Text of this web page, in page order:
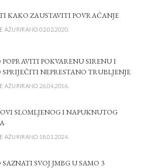
KAKO ZAUSTAVITI POVRAĆANJE
AŽURIRANO 02.02.2020.
POKVARENU SIRENU I
NEPRESTANO TRUBLJENJE
AŽURIRANO 26.04.2016.
SLOMLJENOG I NAPUKNUTOG
AŽURIRANO 18.01.2024.
SVOJ JMBG U SAMO 3